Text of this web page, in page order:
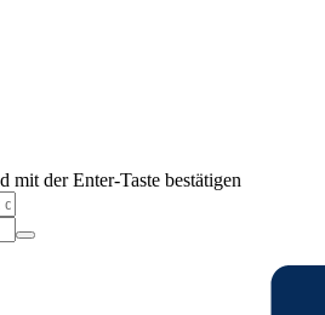
mit der Enter-Taste bestätigen